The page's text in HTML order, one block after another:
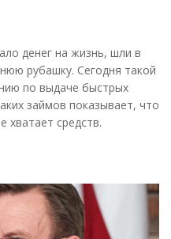
денег на жизнь, шли в
рубашку. Сегодня такой
по выдаче быстрых
займов показывает, что
хватает средств.